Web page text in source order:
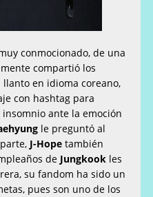
conmocionado, de una
compartió los
en idioma coreano,
con hashtag para
ante la emoción
le preguntó al
J-Hope también
de Jungkook les
su fandom ha sido un
pues son uno de los